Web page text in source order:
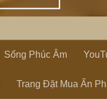
Sống Phúc Âm
Trang Đặt Mua Ấn